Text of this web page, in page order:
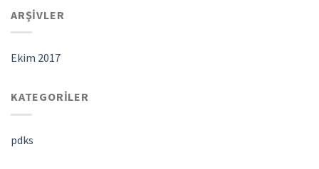
ARŞIVLER
Ekim 2017
KATEGORILER
pdks